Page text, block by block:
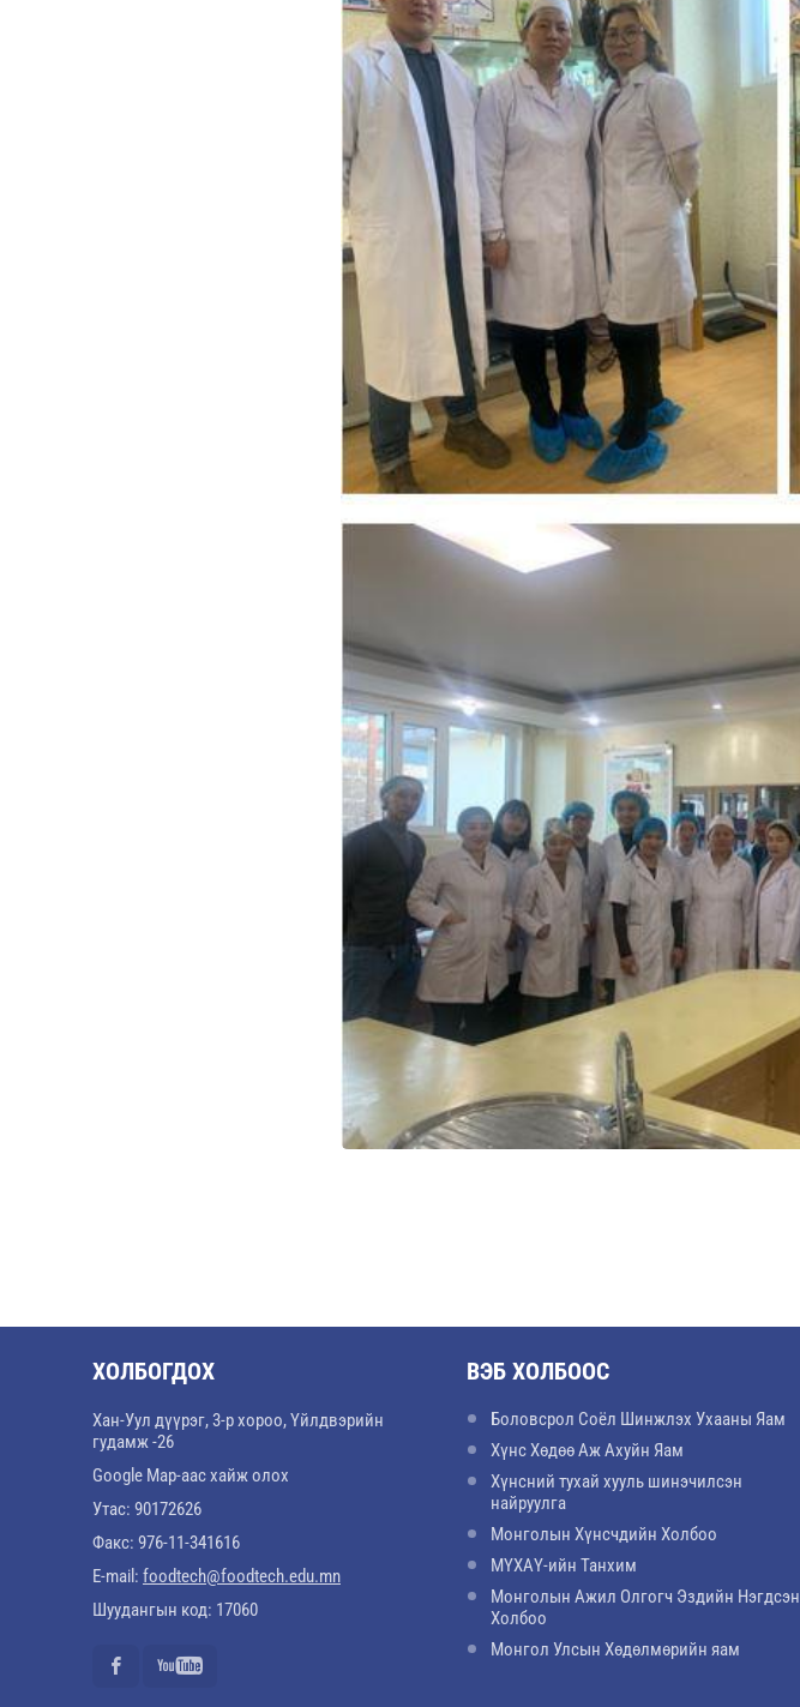
ХОЛБОГДОХ
Хан-Уул дүүрэг, 3-р хороо, Үйлдвэрийн
гудамж -26
Google Map-аас хайж олох
Утас: 90172626
Факс: 976-11-341616
E-mail: foodtech@foodtech.edu.mn
Шуудангын код: 17060
ВЭБ ХОЛБООС
Боловсрол Соёл Шинжлэх Ухааны Яам
Хүнс Хөдөө Аж Ахуйн Яам
Хүнсний тухай хууль шинэчилсэн
найруулга
Монголын Хүнсчдийн Холбоо
МҮХАҮ-ийн Танхим
Монголын Ажил Олгогч Эздийн Нэгдсэн
Холбоо
Монгол Улсын Хөдөлмөрийн яам